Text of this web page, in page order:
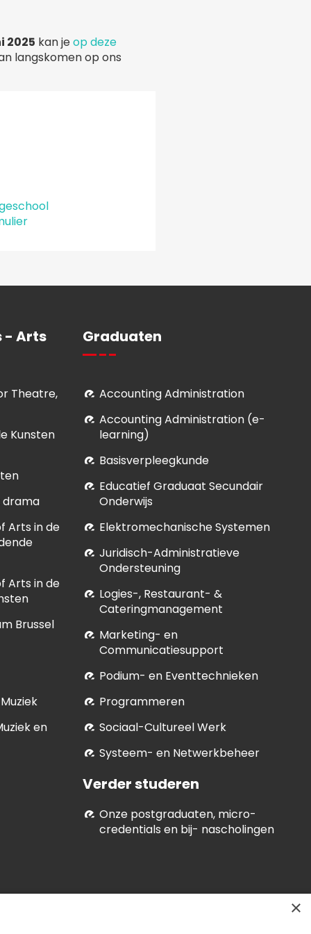
2025 kan jeop deze
langskomen op ons
- Arts
Theatre,
Kunsten
drama
Arts in de
Arts in de
Brussel
en
Graduaten
Accounting Administration
Accounting Administration (e-
learning)
Basisverpleegkunde
Educatief Graduaat Secundair
Onderwijs
Elektromechanische Systemen
Juridisch-Administratieve
Ondersteuning
Logies-, Restaurant- &
Cateringmanagement
Marketing- en
Communicatiesupport
Podium- en Eventtechnieken
Programmeren
Soci­aal-Cul­tureel Werk
Systeem- en Netwerkbeheer
Verder studeren
Onze postgraduaten, micro-
credentials en bij- nascholingen
×